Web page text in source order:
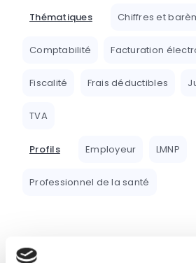
Thématiques Chiffres et
Comptabilité Facturation
Fiscalité Frais déductibles
TVA
Profils Employeur LMNP
Professionnel de la santé